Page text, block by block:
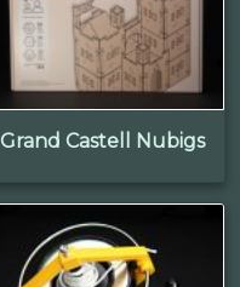
Grand Castell Nubigs